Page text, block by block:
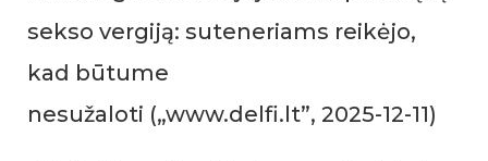
sekso vergiją: suteneriams reikėjo,
kad būtume
nesužaloti („www.delfi.lt”, 2025-12-11)